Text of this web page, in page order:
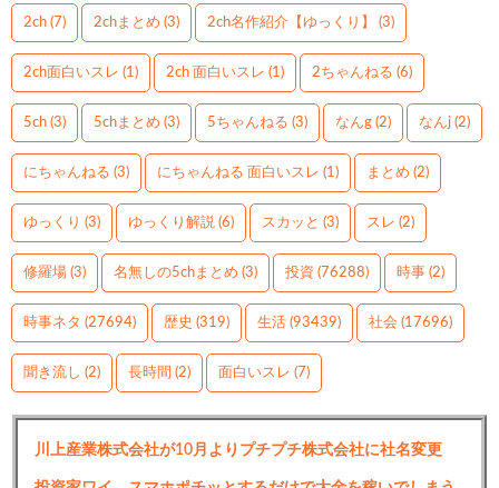
2ch (7) 2chまとめ (3) 2ch名作紹介【ゆっくり】 (3)
2ch面白いスレ (1) 2ch 面白いスレ (1) 2ちゃんねる (6)
5ch (3) 5chまとめ (3) 5ちゃんねる (3) なんg (2) なんj (2)
にちゃんねる (3) にちゃんねる 面白いスレ (1) まとめ (2)
ゆっくり (3) ゆっくり解説 (6) スカッと (3) スレ (2)
修羅場 (3) 名無しの5chまとめ (3) 投資 (76288) 時事 (2)
時事ネタ (27694) 歴史 (319) 生活 (93439) 社会 (17696)
聞き流し (2) 長時間 (2) 面白いスレ (7)
川上産業株式会社が10月よりプチプチ株式会社に社名変更